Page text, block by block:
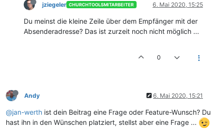
jziegeler CHURCHTOOLSMITARBEITER 6. Mai 2020, 15:25
Du meinst die kleine Zeile über dem Empfänger mit der
Absenderadresse? Das ist zurzeit noch nicht möglich ...
0
Andy 6. Mai 2020, 15:21
@jan-werth ist dein Beitrag eine Frage oder Feature-Wunsch? Du
hast ihn in den Wünschen platziert, stellst aber eine Frage ...